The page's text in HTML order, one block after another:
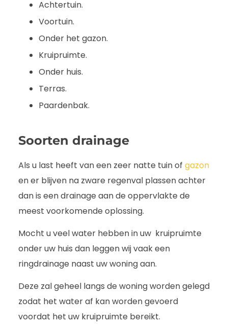
Achtertuin.
Voortuin.
Onder het gazon.
Kruipruimte.
Onder huis.
Terras.
Paardenbak.
Soorten drainage
Als u last heeft van een zeer natte tuin of gazon
en er blijven na zware regenval plassen achter
dan is een drainage aan de oppervlakte de
meest voorkomende oplossing.
Mocht u veel water hebben in uw kruipruimte
onder uw huis dan leggen wij vaak een
ringdrainage naast uw woning aan.
Deze zal geheel langs de woning worden gelegd
zodat het water af kan worden gevoerd
voordat het uw kruipruimte bereikt.